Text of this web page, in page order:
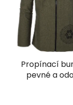
Propínací
pevné a